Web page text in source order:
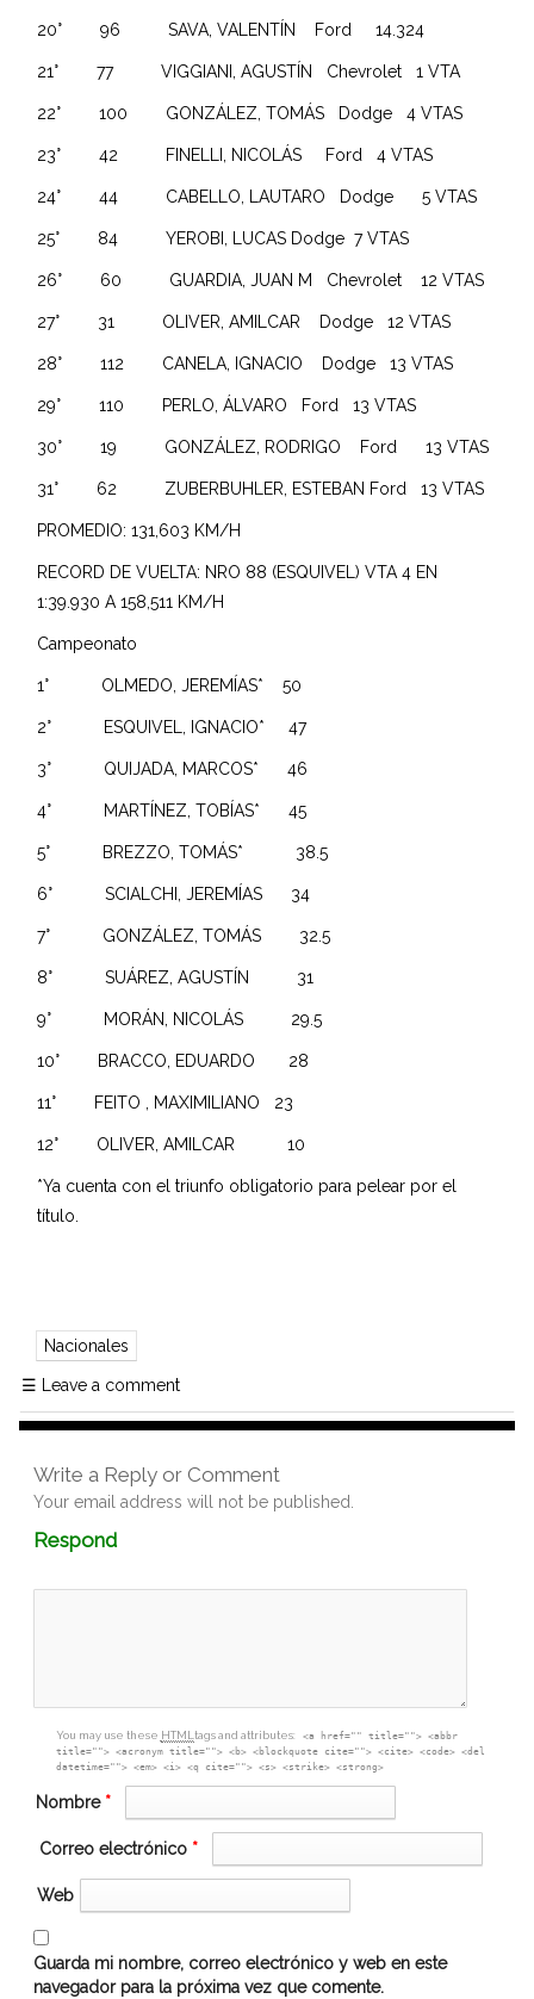
20° 96 SAVA, VALENTÍN Ford 14.324
21° 77 VIGGIANI, AGUSTÍN Chevrolet 1 VTA
22° 100 GONZÁLEZ, TOMÁS Dodge 4 VTAS
23° 42 FINELLI, NICOLÁS Ford 4 VTAS
24° 44 CABELLO, LAUTARO Dodge 5 VTAS
25° 84 YEROBI, LUCAS Dodge 7 VTAS
26° 60 GUARDIA, JUAN M Chevrolet 12 VTAS
27° 31 OLIVER, AMILCAR Dodge 12 VTAS
28° 112 CANELA, IGNACIO Dodge 13 VTAS
29° 110 PERLO, ÁLVARO Ford 13 VTAS
30° 19 GONZÁLEZ, RODRIGO Ford 13 VTAS
31° 62 ZUBERBUHLER, ESTEBAN Ford 13 VTAS
PROMEDIO: 131,603 KM/H
RECORD DE VUELTA: NRO 88 (ESQUIVEL) VTA 4 EN
1:39.930 A 158,511 KM/H
Campeonato
1° OLMEDO, JEREMÍAS* 50
2° ESQUIVEL, IGNACIO* 47
3° QUIJADA, MARCOS* 46
4° MARTÍNEZ, TOBÍAS* 45
5° BREZZO, TOMÁS* 38.5
6° SCIALCHI, JEREMÍAS 34
7° GONZÁLEZ, TOMÁS 32.5
8° SUÁREZ, AGUSTÍN 31
9° MORÁN, NICOLÁS 29.5
10° BRACCO, EDUARDO 28
11° FEITO , MAXIMILIANO 23
12° OLIVER, AMILCAR 10
*Ya cuenta con el triunfo obligatorio para pelear por el
título.
Nacionales
☰ Leave a comment
Write a Reply or Comment
Your email address will not be published.
RespondComment
box
You may use these HTMLtags and attributes:
<a href="" title=""> <abbr
title=""> <acronym title=""> <b> <blockquote cite=""> <cite> <code> <del
datetime=""> <em> <i> <q cite=""> <s> <strike> <strong>
Nombre *
Correo electrónico *
Web
Guarda mi nombre, correo electrónico y web en este
navegador para la próxima vez que comente.